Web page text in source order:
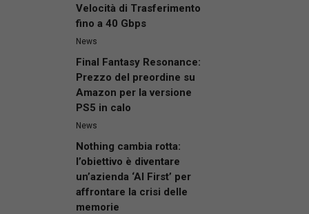
Velocità di Trasferimento
fino a 40 Gbps
News
Final Fantasy Resonance:
Prezzo del preordine su
Amazon per la versione
PS5 in calo
News
Nothing cambia rotta:
l’obiettivo è diventare
un’azienda ‘AI First’ per
affrontare la crisi delle
memorie